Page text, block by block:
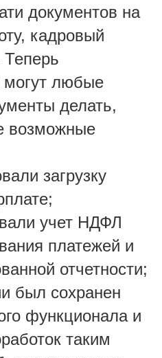
документов на
кадровый
могут любые
делать,
возможные
загрузку
учет НДФЛ
платежей и
отчетности;
был сохранен
функционала и
таким